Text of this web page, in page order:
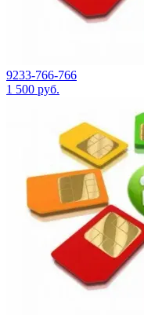
9233-766-766
1 500 руб.